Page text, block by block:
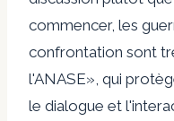
commencer, les
confrontation sont
l'ANASE», qui
le dialogue et